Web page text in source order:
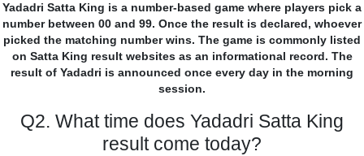
Yadadri Satta King is a number-based game where players pick a
number between 00 and 99. Once the result is declared, whoever
picked the matching number wins. The game is commonly listed
on Satta King result websites as an informational record. The
result of Yadadri is announced once every day in the morning
session.
Q2. What time does Yadadri Satta King
result come today?